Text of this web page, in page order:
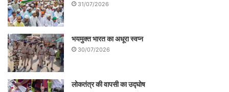
.
31/07/2026
भयमुक्त भारत का अधूरा स्वप्न
30/07/2026
लोकतंत्र की वापसी का उद्घोष